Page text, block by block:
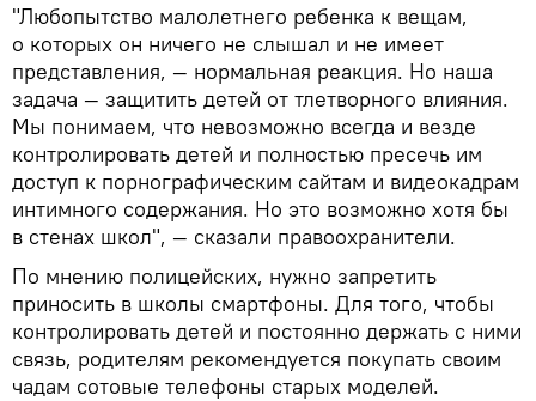
"Любопытство малолетнего ребенка к вещам,
о которых он ничего не слышал и не имеет
представления, — нормальная реакция. Но наша
задача — защитить детей от тлетворного влияния.
Мы понимаем, что невозможно всегда и везде
контролировать детей и полностью пресечь им
доступ к порнографическим сайтам и видеокадрам
интимного содержания. Но это возможно хотя бы
в стенах школ", — сказали правоохранители.
По мнению полицейских, нужно запретить
приносить в школы смартфоны. Для того, чтобы
контролировать детей и постоянно держать с ними
связь, родителям рекомендуется покупать своим
чадам сотовые телефоны старых моделей.